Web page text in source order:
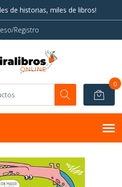
de historias, miles de libros!
Registro
0